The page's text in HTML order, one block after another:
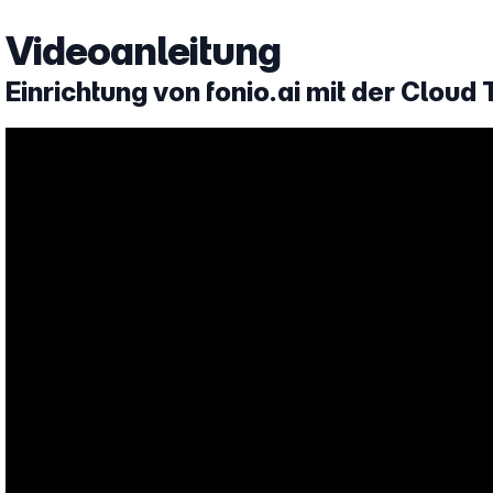
Videoanleitung
Einrichtung von fonio.ai mit der Cloud